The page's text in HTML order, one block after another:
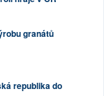
granátů
republika do